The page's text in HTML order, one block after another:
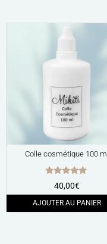
Colle cosmétique 100 ml
Note
5.00
sur 5
40,00€
AJOUTER AU PANIER